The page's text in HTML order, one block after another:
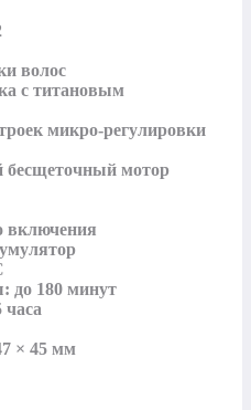
волос
с титановым
микро-регулировки
бесщеточный мотор
включения
до 180 минут
× 45 мм